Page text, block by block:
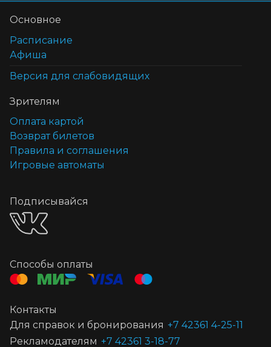
Основное
Расписание
Афиша
Версия для слабовидящих
Зрителям
Оплата картой
Возврат билетов
Правила и соглашения
Игровые автоматы
Подписывайся
Способы оплаты
Контакты
Для справок и бронирования +7 42361 4-25-11
Рекламодателям +7 42361 3-18-77